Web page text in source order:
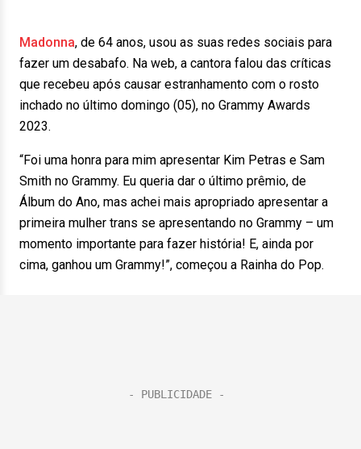
Madonna, de 64 anos, usou as suas redes sociais para
fazer um desabafo. Na web, a cantora falou das críticas
que recebeu após causar estranhamento com o rosto
inchado no último domingo (05), no Grammy Awards
2023.
“Foi uma honra para mim apresentar Kim Petras e Sam
Smith no Grammy. Eu queria dar o último prêmio, de
Álbum do Ano, mas achei mais apropriado apresentar a
primeira mulher trans se apresentando no Grammy – um
momento importante para fazer história! E, ainda por
cima, ganhou um Grammy!”, começou a Rainha do Pop.